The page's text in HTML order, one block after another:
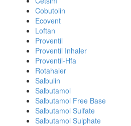
Cobutolin
Ecovent
Loftan
Proventil
Proventil Inhaler
Proventil-Hfa
Rotahaler
Salbulin
Salbutamol
Salbutamol Free Base
Salbutamol Sulfate
Salbutamol Sulphate